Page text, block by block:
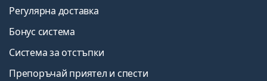
Регулярна доставка
Бонус система
Система за отстъпки
Препоръчай приятел и спести